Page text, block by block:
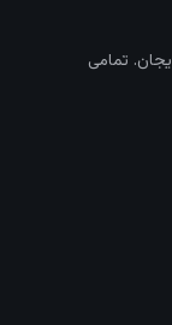
تمامی